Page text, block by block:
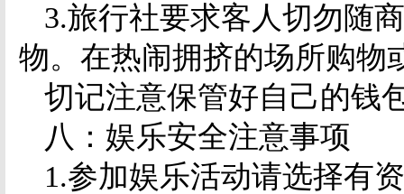
3.旅行社要求客人切勿随
物。在热闹拥挤的场所购物
切记注意保管好自己的钱
八：娱乐安全注意事项
1.参加娱乐活动请选择有